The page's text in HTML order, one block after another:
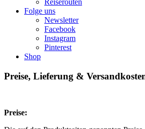
Reiserouten
Folge uns
Newsletter
Facebook
Instagram
Pinterest
Shop
Preise, Lieferung &
Preise: